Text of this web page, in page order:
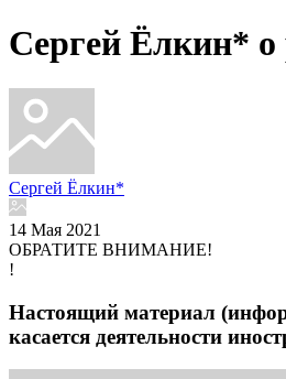
Сергей Ёлкин* о
Сергей Ёлкин*
14 Мая 2021
ОБРАТИТЕ ВНИМАНИЕ!
!
Настоящий материал
касается деятельности